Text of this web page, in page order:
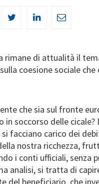
rimane di attualità il
coesione sociale che
che sia sul fronte
in soccorso delle
facciano carico dei
nostra ricchezza,
i conti ufficiali, senza
analisi, si tratta di
del beneficiario, che